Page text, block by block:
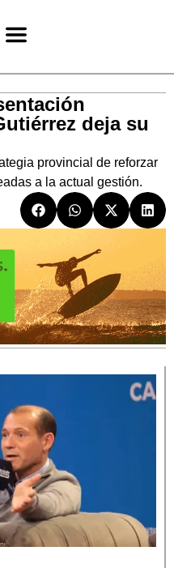
deja su
provincial de reforzar
a la actual gestión.